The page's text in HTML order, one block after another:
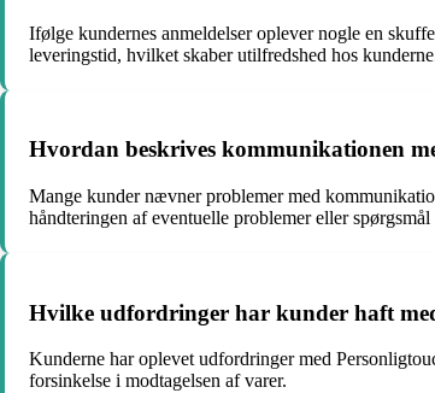
Ifølge kundernes anmeldelser oplever nogle en
leveringstid, hvilket skaber utilfredshed hos
Hvordan beskrives kommunikationen
Mange kunder nævner problemer med
håndteringen af eventuelle problemer eller
Hvilke udfordringer har kunder haft
Kunderne har oplevet udfordringer med
forsinkelse i modtagelsen af varer.